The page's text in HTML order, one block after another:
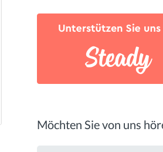
Möchten Sie von uns